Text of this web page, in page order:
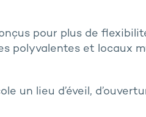
pour plus de
polyvalentes et locaux
un lieu d’éveil,